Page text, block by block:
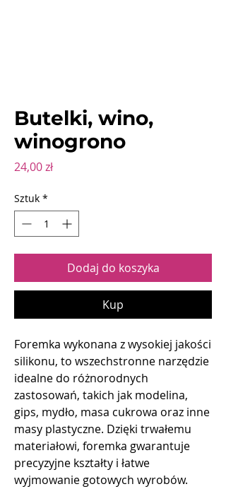
Butelki, wino,
winogrono
24,00 złCena
Sztuk *
Dodaj do koszyka
Kup
Foremka wykonana z wysokiej jakości
silikonu, to wszechstronne narzędzie
idealne do różnorodnych
zastosowań, takich jak modelina,
gips, mydło, masa cukrowa oraz inne
masy plastyczne. Dzięki trwałemu
materiałowi, foremka gwarantuje
precyzyjne kształty i łatwe
wyjmowanie gotowych wyrobów.